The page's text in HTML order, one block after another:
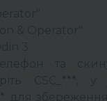
& Operator"
3.
та
CSC_***, у
для